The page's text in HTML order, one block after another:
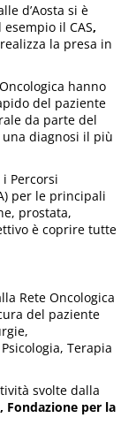
d’Aosta si è
il CAS,
la presa in
hanno
del paziente
da parte del
diagnosi il più
Percorsi
per le principali
prostata,
è coprire tutte
Rete Oncologica
del paziente
Terapia
svolte dalla
Fondazione per la